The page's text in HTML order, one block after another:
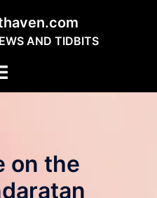
AND TIDBITS
on the